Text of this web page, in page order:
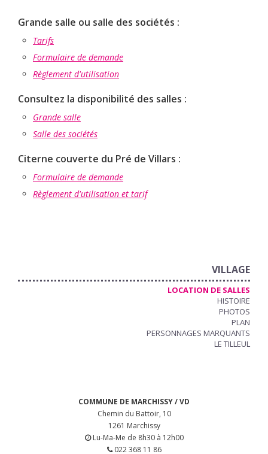
Grande salle ou salle des sociétés :
Tarifs
Formulaire de demande
Règlement d'utilisation
Consultez la disponibilité des salles :
Grande salle
Salle des sociétés
Citerne couverte du Pré de Villars :
Formulaire de demande
Règlement d'utilisation et tarif
VILLAGE
LOCATION DE SALLES
HISTOIRE
PHOTOS
PLAN
PERSONNAGES MARQUANTS
LE TILLEUL
COMMUNE DE MARCHISSY / VD
Chemin du Battoir, 10
1261 Marchissy
Lu-Ma-Me de 8h30 à 12h00
022 368 11 86